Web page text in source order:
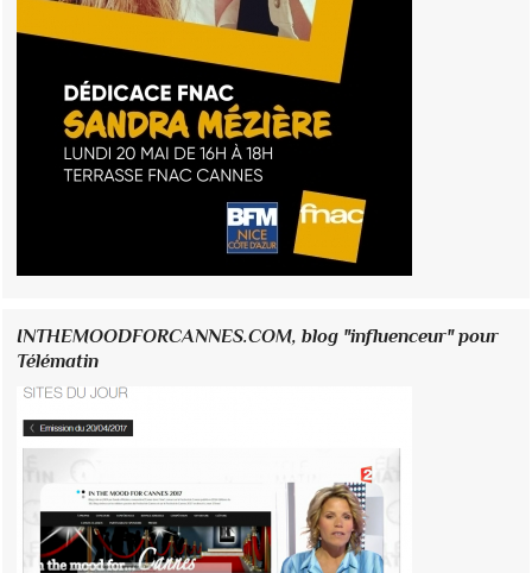
INTHEMOODFORCANNES.COM, blog "influenceur" pour
Télématin